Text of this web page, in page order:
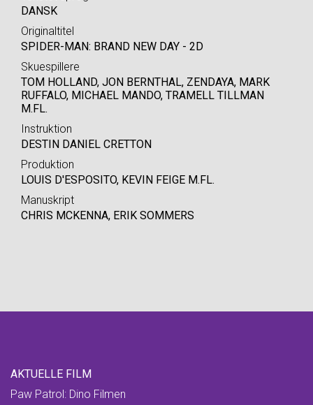
DANSK
Originaltitel
SPIDER-MAN: BRAND NEW DAY - 2D
Skuespillere
TOM HOLLAND, JON BERNTHAL, ZENDAYA, MARK
RUFFALO, MICHAEL MANDO, TRAMELL TILLMAN
M.FL.
Instruktion
DESTIN DANIEL CRETTON
Produktion
LOUIS D'ESPOSITO, KEVIN FEIGE M.FL.
Manuskript
CHRIS MCKENNA, ERIK SOMMERS
AKTUELLE FILM
Paw Patrol: Dino Filmen